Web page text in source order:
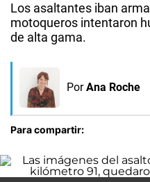
Los asaltantes iban
motoqueros intentaron
de alta gama.
Por Ana Roche
Para compartir: